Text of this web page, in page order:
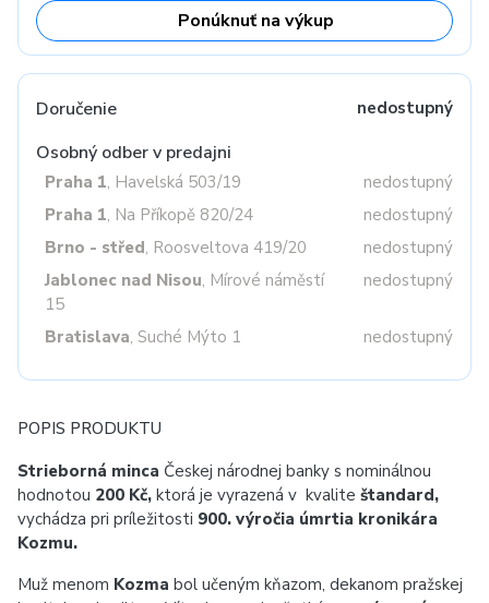
Ponúknuť na výkup
Doručenie nedostupný
Osobný odber v predajni
Praha 1, Havelská 503/19
nedostupný
Praha 1, Na Příkopě 820/24
nedostupný
Brno - střed, Roosveltova 419/20
nedostupný
Jablonec nad Nisou, Mírové náměstí
15
nedostupný
Bratislava, Suché Mýto 1 nedostupný
POPIS PRODUKTU
Strieborná minca Českej národnej banky s nominálnou
hodnotou 200 Kč, ktorá je vyrazená v kvalite štandard,
vychádza pri príležitosti 900. výročia úmrtia kronikára
Kozmu.
Muž menom Kozma bol učeným kňazom, dekanom pražskej